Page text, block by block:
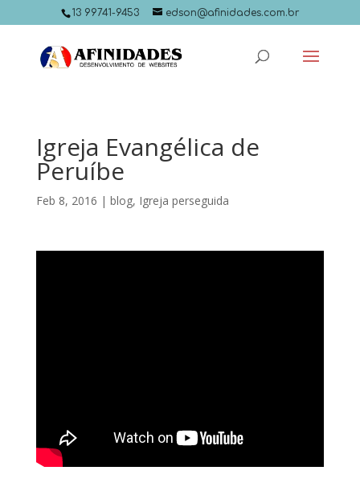
13 99741-9453 edson@afinidades.com.br
Igreja Evangélica de
Peruíbe
Feb 8, 2016 | blog, Igreja perseguida